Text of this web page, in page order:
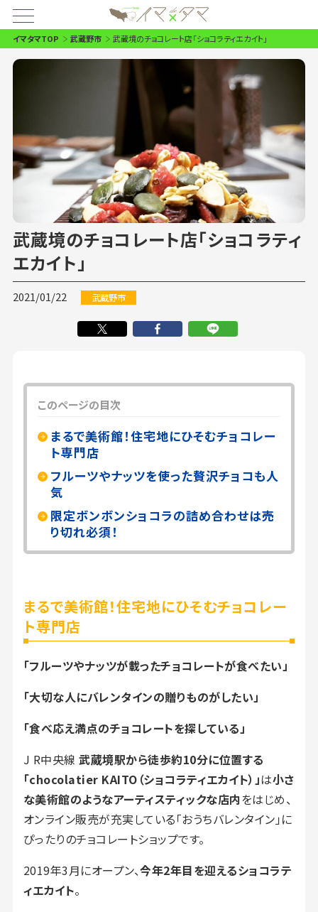
イマタマTOP 武蔵野市 武蔵境のチョコレート店「ショコラティエカイト」
武蔵境のチョコレート店「ショコラティ
エカイト」
2021/01/22 武蔵野市
このページの目次
まるで美術館！住宅地にひそむチョコレー
ト専門店
フルーツやナッツを使った贅沢チョコも人
気
限定ボンボンショコラの詰め合わせは売
り切れ必須！
まるで美術館！住宅地にひそむチョコレー
ト専門店
「フルーツやナッツが載ったチョコレートが食べたい」
「大切な人にバレンタインの贈りものがしたい」
「食べ応え満点のチョコレートを探している」
J R中央線武蔵境駅から徒歩約10分に位置する
「chocolatier KAITO（ショコラティエカイト）」は小さ
な美術館のようなアーティスティックな店内をはじめ、
オンライン販売が充実している「おうちバレンタイン」に
ぴったりのチョコレートショップです。
2019年3月にオープン、今年2年目を迎えるショコラテ
ィエカイト。